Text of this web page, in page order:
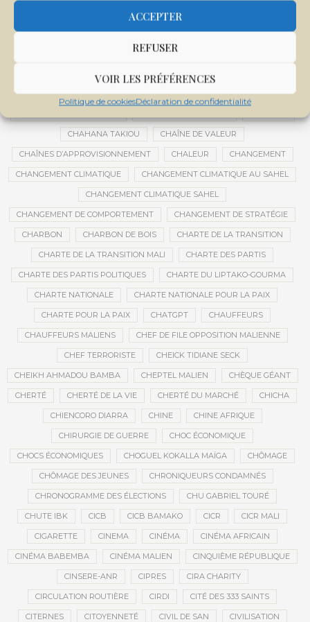
ACCEPTER
REFUSER
VOIR LES PRÉFÉRENCES
Politique de cookiesDéclaration de confidentialité
CENTRE INTERNATIONAL DE CONFÉRENCES DE BAMAKO
CENTRE MALI
CENTRE NATIONAL DES EXAMENS ET CONCOURS DE L’ÉDUCATION
CENTRES DE DONNÉES CERCLE DE RÉFLEXION À DISTANCE
CÉRÉALES CÉRÉALES RUSSES CÉRÉMONIE DE DÉCORATION
CHAHANA TAKIOU CHAÎNE DE VALEUR
CHAÎNES D’APPROVISIONNEMENT CHALEUR CHANGEMENT
CHANGEMENT CLIMATIQUE CHANGEMENT CLIMATIQUE AU SAHEL
CHANGEMENT CLIMATIQUE SAHEL
CHANGEMENT DE COMPORTEMENT CHANGEMENT DE STRATÉGIE
CHARBON CHARBON DE BOIS CHARTE DE LA TRANSITION
CHARTE DE LA TRANSITION MALI CHARTE DES PARTIS
CHARTE DES PARTIS POLITIQUES CHARTE DU LIPTAKO-GOURMA
CHARTE NATIONALE CHARTE NATIONALE POUR LA PAIX
CHARTE POUR LA PAIX CHATGPT CHAUFFEURS
CHAUFFEURS MALIENS CHEF DE FILE OPPOSITION MALIENNE
CHEF TERRORISTE CHEICK TIDIANE SECK
CHEIKH AHMADOU BAMBA CHEPTEL MALIEN CHÈQUE GÉANT
CHERTÉ CHERTÉ DE LA VIE CHERTÉ DU MARCHÉ CHICHA
CHIENCORO DIARRA CHINE CHINE AFRIQUE
CHIRURGIE DE GUERRE CHOC ÉCONOMIQUE
CHOCS ÉCONOMIQUES CHOGUEL KOKALLA MAÏGA CHÔMAGE
CHÔMAGE DES JEUNES CHRONIQUEURS CONDAMNÉS
CHRONOGRAMME DES ÉLECTIONS CHU GABRIEL TOURÉ
CHUTE IBK CICB CICB BAMAKO CICR CICR MALI
CIGARETTE CINEMA CINÉMA CINÉMA AFRICAIN
CINÉMA BABEMBA CINÉMA MALIEN CINQUIÈME RÉPUBLIQUE
CINSERE-ANR CIPRES CIRA CHARITY
CIRCULATION ROUTIÈRE CIRDI CITÉ DES 333 SAINTS
CITERNES CITOYENNETÉ CIVIL DE SAN CIVILISATION